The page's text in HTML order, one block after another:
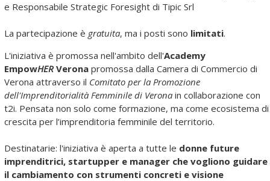
e Responsabile Strategic Foresight di Tipic Srl
La partecipazione è gratuita, ma i posti sono limitati.
L'iniziativa è promossa nell'ambito dell'Academy
EmpowHER Verona promossa dalla Camera di Commercio di
Verona attraverso il Comitato per la Promozione
dell'Imprenditorialità Femminile di Verona in collaborazione con
t2i. Pensata non solo come formazione, ma come ecosistema di
crescita per l’imprenditoria femminile del territorio.
Destinatarie: l'iniziativa è aperta a tutte le donne future
imprenditrici, startupper e manager che vogliono guidare
il cambiamento con strumenti concreti e visione